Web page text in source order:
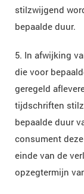
stilzwijgend
bepaalde duur.
5. In afwijking
die voor
geregeld
tijdschriften
bepaalde duur
consument
einde van de
opzegtermijn